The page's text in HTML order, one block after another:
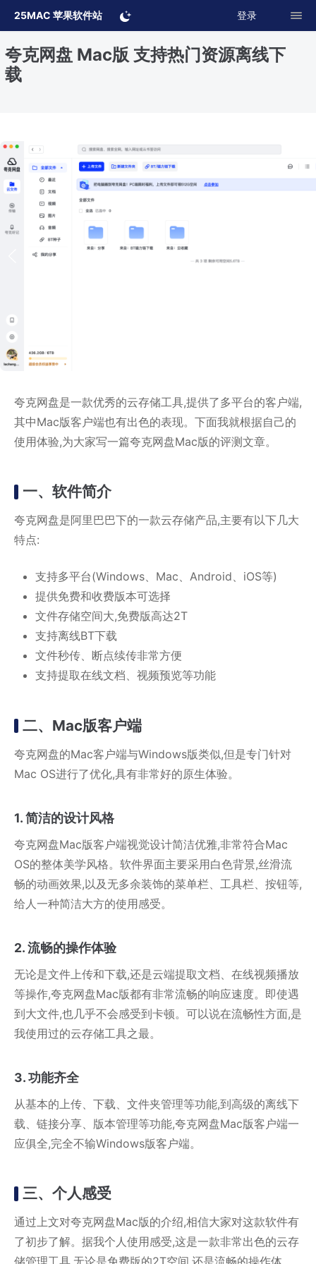
25MAC 苹果软件站 登录
夸克网盘 Mac版 支持热门资源离线下
载
夸克网盘是一款优秀的云存储工具,提供了多平台的客户端,
其中Mac版客户端也有出色的表现。下面我就根据自己的
使用体验,为大家写一篇夸克网盘Mac版的评测文章。
一、软件简介
夸克网盘是阿里巴巴下的一款云存储产品,主要有以下几大
特点:
支持多平台(Windows、Mac、Android、iOS等)
提供免费和收费版本可选择
文件存储空间大,免费版高达2T
支持离线BT下载
文件秒传、断点续传非常方便
支持提取在线文档、视频预览等功能
二、Mac版客户端
夸克网盘的Mac客户端与Windows版类似,但是专门针对
Mac OS进行了优化,具有非常好的原生体验。
1. 简洁的设计风格
夸克网盘Mac版客户端视觉设计简洁优雅,非常符合Mac
OS的整体美学风格。软件界面主要采用白色背景,丝滑流
畅的动画效果,以及无多余装饰的菜单栏、工具栏、按钮等,
给人一种简洁大方的使用感受。
2. 流畅的操作体验
无论是文件上传和下载,还是云端提取文档、在线视频播放
等操作,夸克网盘Mac版都有非常流畅的响应速度。即使遇
到大文件,也几乎不会感受到卡顿。可以说在流畅性方面,是
我使用过的云存储工具之最。
3. 功能齐全
从基本的上传、下载、文件夹管理等功能,到高级的离线下
载、链接分享、版本管理等功能,夸克网盘Mac版客户端一
应俱全,完全不输Windows版客户端。
三、个人感受
通过上文对夸克网盘Mac版的介绍,相信大家对这款软件有
了初步了解。据我个人使用感受,这是一款非常出色的云存